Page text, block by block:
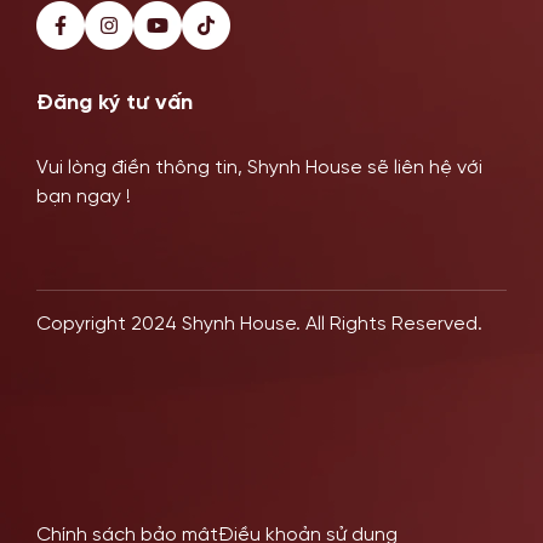
Đăng ký tư vấn
Vui lòng điền thông tin, Shynh House sẽ liên hệ với
bạn ngay !
Copyright 2024 Shynh House. All Rights Reserved.
Chính sách bảo mậtĐiều khoản sử dụng